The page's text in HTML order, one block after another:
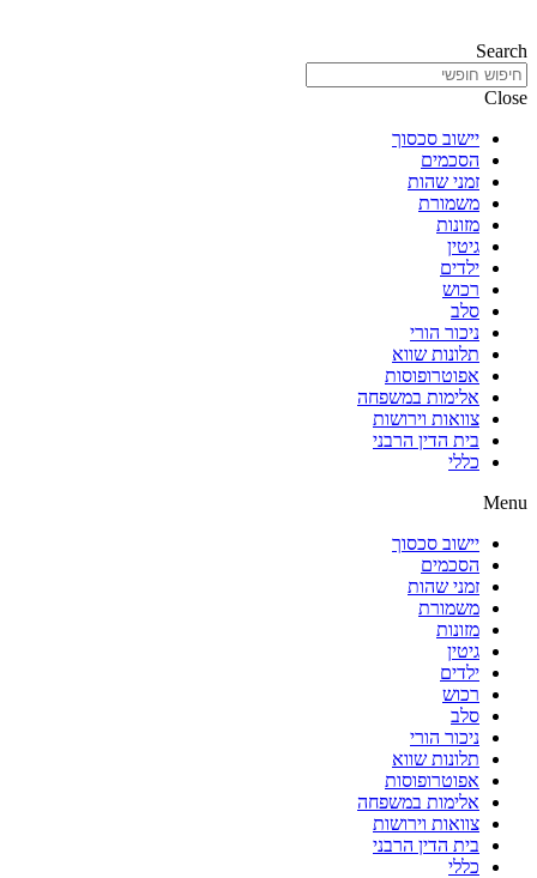
Search
Close
יישוב סכסוך
הסכמים
זמני שהות
משמורת
מזונות
גיטין
ילדים
רכוש
סלב
ניכור הורי
תלונות שווא
אפוטרופוסות
אלימות במשפחה
צוואות וירושות
בית הדין הרבני
כללי
Menu
יישוב סכסוך
הסכמים
זמני שהות
משמורת
מזונות
גיטין
ילדים
רכוש
סלב
ניכור הורי
תלונות שווא
אפוטרופוסות
אלימות במשפחה
צוואות וירושות
בית הדין הרבני
כללי